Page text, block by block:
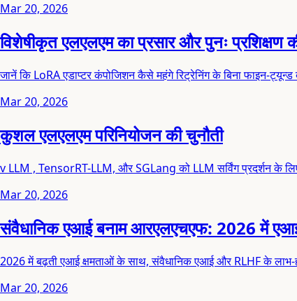
Mar 20, 2026
विशेषीकृत एलएलएम का प्रसार और पुनः प्रशिक्षण
जानें कि LoRA एडाप्टर कंपोजिशन कैसे महंगे रिट्रेनिंग के बिना फाइन-ट्यून्ड
Mar 20, 2026
कुशल एलएलएम परिनियोजन की चुनौती
v LLM , TensorRT-LLM, और SGLang को LLM सर्विंग प्रदर्शन के
Mar 20, 2026
संवैधानिक एआई बनाम आरएलएचएफ: 2026 में एआई
2026 में बढ़ती एआई क्षमताओं के साथ, संवैधानिक एआई और RLHF के
Mar 20, 2026